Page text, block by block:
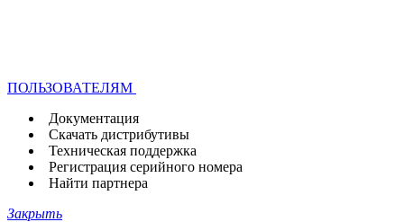
ПОЛЬЗОВАТЕЛЯМ
Документация
Скачать дистрибутивы
Техническая поддержка
Регистрация серийного номера
Найти партнера
Закрыть